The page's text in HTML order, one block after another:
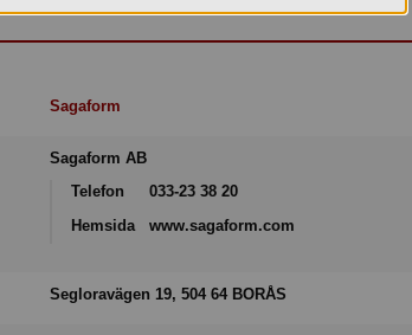
Sagaform
Sagaform AB
Telefon
033-23 38 20
Hemsida
www.sagaform.com
Segloravägen 19, 504 64 BORÅS